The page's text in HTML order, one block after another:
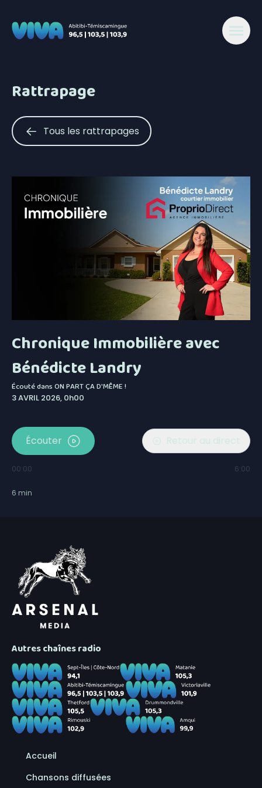
Rattrapage
Tous les rattrapages
Chronique Immobilière avec
Bénédicte Landry
Écouté dansON PART ÇA D'MÊME !
3 AVRIL 2026, 0h00
Écouter Retour au direct
00:00 6:00
6 min
Autres chaînes radio
Accueil
Chansons diffusées